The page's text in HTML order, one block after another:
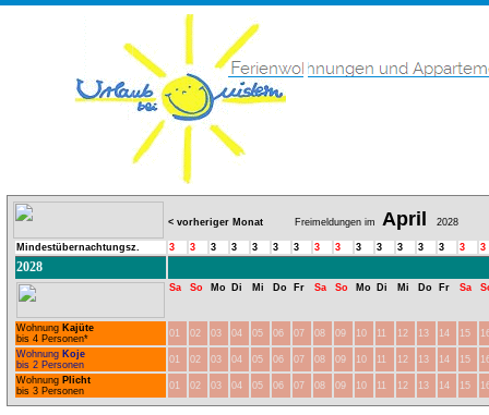
< vorheriger Monat Freimeldungen im April 2028
Mindestübernachtungsz. 3 3 3 3 3 3 3 3 3 3 3 3 3 3 3 3
2028
Sa So Mo Di Mi Do Fr Sa So Mo Di Mi Do Fr Sa
Wohnung Kajüte
bis 4 Personen*
01 02 03 04 05 06 07 08 09 10 11 12 13 14 15
Wohnung Koje
bis 2 Personen
01 02 03 04 05 06 07 08 09 10 11 12 13 14 15
Wohnung Plicht
bis 3 Personen
01 02 03 04 05 06 07 08 09 10 11 12 13 14 15